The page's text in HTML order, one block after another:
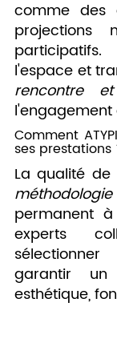
comme des
projections
l'espace et
rencontre
l'engagement
Comment
ses prestations
La qualité
permanent
experts
garantir un
esthétique,